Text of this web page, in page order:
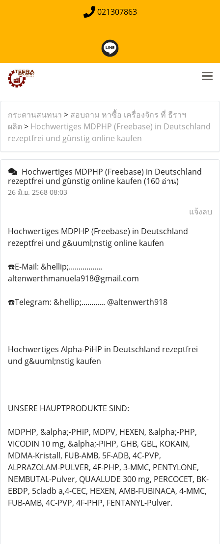
021307863
กระดานสนทนา > สอบถาม หาซื้อ เครื่องจักร ที่ ธีราฯ
ผลิต > Hochwertiges MDPHP (Freebase) in Deutschland
rezeptfrei und günstig online kaufen
Hochwertiges MDPHP (Freebase) in Deutschland
rezeptfrei und günstig online kaufen (160 อ่าน)
26 มิ.ย. 2568 08:03
แจ้งลบ
Hochwertiges MDPHP (Freebase) in Deutschland
rezeptfrei und g&uuml;nstig online kaufen
☎️E-Mail: &hellip;.................
altenwerthmanuela918@gmail.com
☎️Telegram: &hellip;............ @altenwerth918
Hochwertiges Alpha-PiHP in Deutschland rezeptfrei
und g&uuml;nstig kaufen
UNSERE HAUPTPRODUKTE SIND:
MDPHP, &alpha;-PHiP, MDPV, HEXEN, &alpha;-PHP,
VICODIN 10 mg, &alpha;-PIHP, GHB, GBL, KOKAIN,
MDMA-Kristall, FUB-AMB, 5F-ADB, 4C-PVP,
ALPRAZOLAM-PULVER, 4F-PHP, 3-MMC, PENTYLONE,
NEMBUTAL-Pulver, QUAALUDE 300 mg, PERCOCET, BK-
EBDP, 5cladb a,4-CEC, HEXEN, AMB-FUBINACA, 4-MMC,
FUB-AMB, 4C-PVP, 4F-PHP, FENTANYL-Pulver.